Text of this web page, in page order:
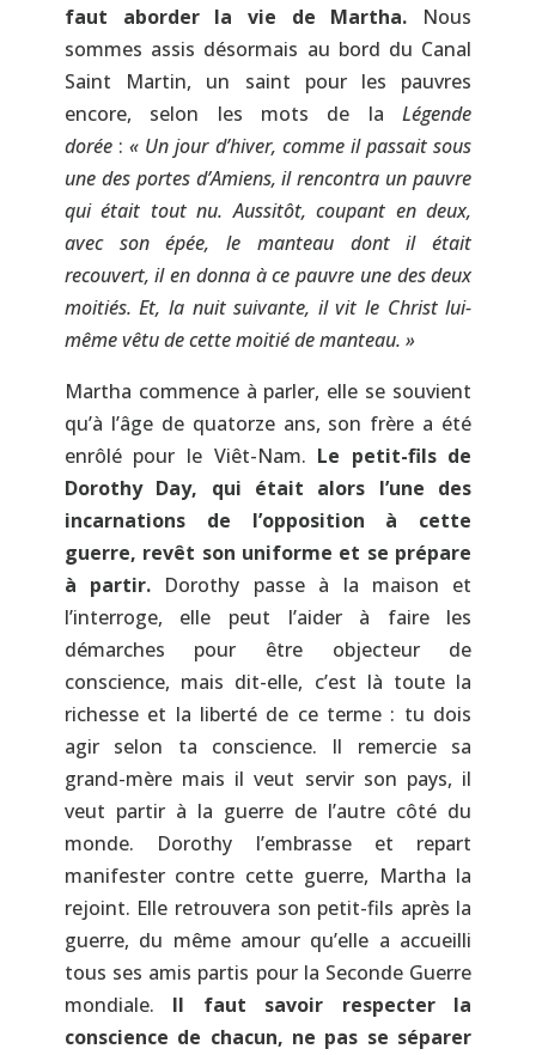
faut aborder la vie de Martha. Nous
sommes assis désormais au bord du Canal
Saint Martin, un saint pour les pauvres
encore, selon les mots de laLégende
dorée:« Un jour d’hiver, comme il passait sous
une des portes d’Amiens, il rencontra un pauvre
qui était tout nu. Aussitôt, coupant en deux,
avec son épée, le manteau dont il était
recouvert, il en donna à ce pauvre une des deux
moitiés. Et, la nuit suivante, il vit le Christ lui-
même vêtu de cette moitié de manteau. »
Martha commence à parler, elle se souvient
qu’à l’âge de quatorze ans, son frère a été
enrôlé pour le Viêt-Nam. Le petit-fils de
Dorothy Day, qui était alors l’une des
incarnations de l’opposition à cette
guerre, revêt son uniforme et se prépare
à partir. Dorothy passe à la maison et
l’interroge, elle peut l’aider à faire les
démarches pour être objecteur de
conscience, mais dit-elle, c’est là toute la
richesse et la liberté de ce terme : tu dois
agir selon ta conscience. Il remercie sa
grand-mère mais il veut servir son pays, il
veut partir à la guerre de l’autre côté du
monde. Dorothy l’embrasse et repart
manifester contre cette guerre, Martha la
rejoint. Elle retrouvera son petit-fils après la
guerre, du même amour qu’elle a accueilli
tous ses amis partis pour la Seconde Guerre
mondiale. Il faut savoir respecter la
conscience de chacun, ne pas se séparer